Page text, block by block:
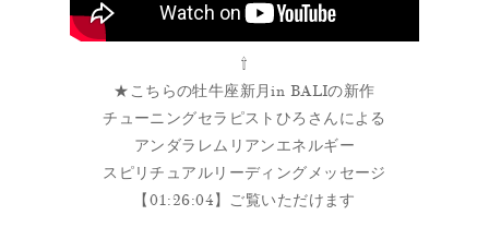
⇧
★こちらの牡牛座新月in BALIの新作
チューニングセラピストひろさんによる
アンダラレムリアンエネルギー
スピリチュアルリーディングメッセージ
【01:26:04】ご覧いただけます